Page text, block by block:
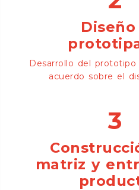
Desarrollo del
acuerdo sobre el
3
matriz y